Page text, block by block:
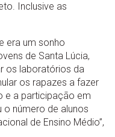
Inclusive as
era um sonho
de Santa Lúcia,
os laboratórios da
os rapazes a fazer
e a participação em
número de alunos
de Ensino Médio”,